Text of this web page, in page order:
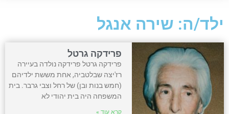
ילד/ה: שירה אנגל
פרידקה גרטל
פרידקה גרטל פרידקה נולדה בעיירה
רז'יצה שבלטביה, אחת מששת ילדיהם
(חמש בנות ובן) של רחל וצבי גרבר. בית
המשפחה היה בית יהודי לא
קרא עוד »